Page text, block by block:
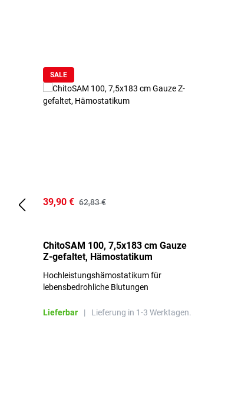
SALE
39,90 € 62,83 €
ChitoSAM 100, 7,5x183 cm Gauze
Z-gefaltet, Hämostatikum
Hochleistungshämostatikum für
lebensbedrohliche Blutungen
Lieferbar | Lieferung in 1-3 Werktagen.